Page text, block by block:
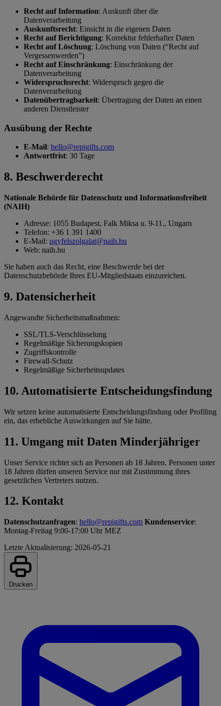
Recht auf Information: Auskunft über die
Datenverarbeitung
Auskunftsrecht: Einsicht in die eigenen Daten
Recht auf Berichtigung: Korrektur fehlerhafter Daten
Recht auf Löschung: Löschung von Daten (“Recht auf
Vergessenwerden”)
Recht auf Einschränkung: Einschränkung der
Datenverarbeitung
Widerspruchsrecht: Widerspruch gegen die
Datenverarbeitung
Datenübertragbarkeit: Übertragung der Daten an einen
anderen Dienstleister
Ausübung der Rechte
E-Mail: hello@repigifts.com
Antwortfrist: 30 Tage
8. Beschwerderecht
Nationale Behörde für Datenschutz und Informationsfreiheit
(NAIH)
Adresse: 1055 Budapest, Falk Miksa u. 9-11., Ungarn
Telefon: +36 1 391 1400
E-Mail: ugyfelszolgalat@naih.hu
Web: naih.hu
Sie haben auch das Recht, eine Beschwerde bei der
Datenschutzbehörde Ihres EU-Mitgliedstaats einzureichen.
9. Datensicherheit
Angewandte Sicherheitsmaßnahmen:
SSL/TLS-Verschlüsselung
Regelmäßige Sicherungskopien
Zugriffskontrolle
Firewall-Schutz
Regelmäßige Sicherheitsupdates
10. Automatisierte Entscheidungsfindung
Wir setzen keine automatisierte Entscheidungsfindung oder Profiling
ein, das erhebliche Auswirkungen auf Sie hätte.
11. Umgang mit Daten Minderjähriger
Unser Service richtet sich an Personen ab 18 Jahren. Personen unter
18 Jahren dürfen unseren Service nur mit Zustimmung ihres
gesetzlichen Vertreters nutzen.
12. Kontakt
Datenschutzanfragen: hello@repigifts.com Kundenservice:
Montag-Freitag 9:00-17:00 Uhr MEZ
Letzte Aktualisierung: 2026-05-21
Drucken